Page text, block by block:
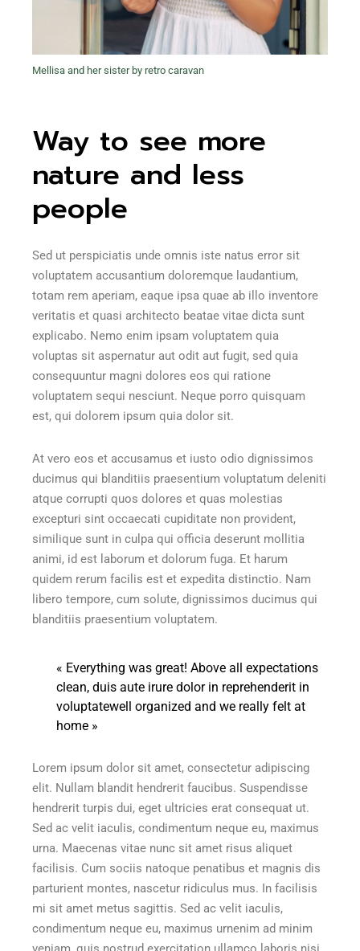
Mellisa and her sister by retro caravan
Way to see more
nature and less
people
Sed ut perspiciatis unde omnis iste natus error sit
voluptatem accusantium doloremque laudantium,
totam rem aperiam, eaque ipsa quae ab illo inventore
veritatis et quasi architecto beatae vitae dicta sunt
explicabo. Nemo enim ipsam voluptatem quia
voluptas sit aspernatur aut odit aut fugit, sed quia
consequuntur magni dolores eos qui ratione
voluptatem sequi nesciunt. Neque porro quisquam
est, qui dolorem ipsum quia dolor sit.
At vero eos et accusamus et iusto odio dignissimos
ducimus qui blanditiis praesentium voluptatum deleniti
atque corrupti quos dolores et quas molestias
excepturi sint occaecati cupiditate non provident,
similique sunt in culpa qui officia deserunt mollitia
animi, id est laborum et dolorum fuga. Et harum
quidem rerum facilis est et expedita distinctio. Nam
libero tempore, cum solute, dignissimos ducimus qui
blanditiis praesentium voluptatem.
« Everything was great! Above all expectations
clean, duis aute irure dolor in reprehenderit in
voluptatewell organized and we really felt at
home »
Lorem ipsum dolor sit amet, consectetur adipiscing
elit. Nullam blandit hendrerit faucibus. Suspendisse
hendrerit turpis dui, eget ultricies erat consequat ut.
Sed ac velit iaculis, condimentum neque eu, maximus
urna. Maecenas vitae nunc sit amet risus aliquet
facilisis. Cum sociis natoque penatibus et magnis dis
parturient montes, nascetur ridiculus mus. In facilisis
mi sit amet metus sagittis. Sed ac velit iaculis,
condimentum neque eu, maximus urnenim ad minim